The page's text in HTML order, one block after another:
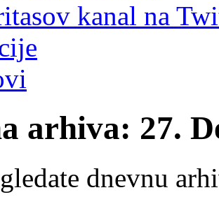
kanal na
arhiva: 27.
dnevnu